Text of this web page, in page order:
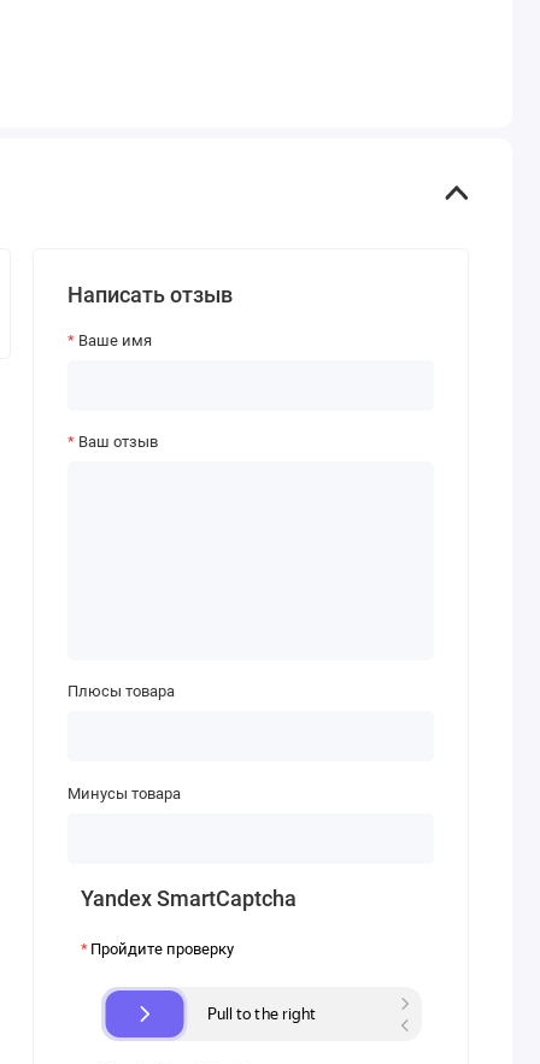
Написать отзыв
Ваше имя
Ваш отзыв
Плюсы товара
Минусы товара
Yandex SmartCaptcha
Пройдите проверку